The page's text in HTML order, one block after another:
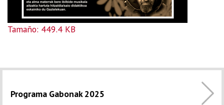
Haga clic aquí para ver la imagen a tamaño completo…
Tamaño: 449.4 KB
Programa Gabonak 2025